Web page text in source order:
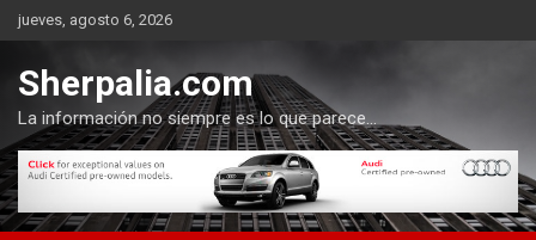
Saltar
al
jueves, agosto 6, 2026
Sherpalia.com
La información no siempre es lo que parece…